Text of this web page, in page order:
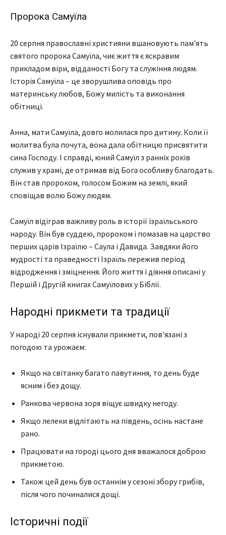
Пророка Самуїла
20 серпня православні християни вшановують пам'ять
святого пророка Самуїла, чиє життя є яскравим
прикладом віри, відданості Богу та служіння людям.
Історія Самуїла – це зворушлива оповідь про
материнську любов, Божу милість та виконання
обітниці.
Анна, мати Самуїла, довго молилася про дитину. Коли її
молитва була почута, вона дала обітницю присвятити
сина Господу. І справді, юний Самуїл з ранніх років
служив у храмі, де отримав від Бога особливу благодать.
Він став пророком, голосом Божим на землі, який
сповіщав волю Божу людям.
Самуїл відіграв важливу роль в історії ізраїльського
народу. Він був суддею, пророком і помазав на царство
перших царів Ізраїлю – Саула і Давида. Завдяки його
мудрості та праведності Ізраїль пережив період
відродження і зміцнення. Його життя і діяння описані у
Першій і Другій книгах Самуїлових у Біблії.
Народні прикмети та традиції
У народі 20 серпня існували прикмети, пов'язані з
погодою та урожаєм:
Якщо на світанку багато павутиння, то день буде
ясним і без дощу.
Ранкова червона зоря віщує швидку негоду.
Якщо лелеки відлітають на південь, осінь настане
рано.
Працювати на городі цього дня вважалося доброю
прикметою.
Також цей день був останнім у сезоні збору грибів,
після чого починалися дощі.
Історичні події